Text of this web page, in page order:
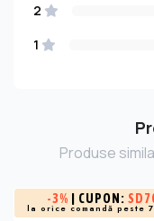
2
1
Produse
-3% | CUPON:
la orice comandă peste